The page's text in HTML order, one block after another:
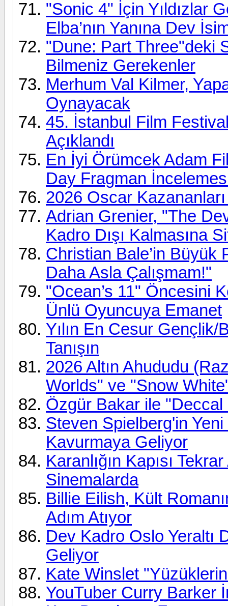
"Sonic 4" İçin Yıldızlar
Elba’nın Yanına Dev
"Dune: Part Three"deki
Bilmeniz Gerekenler
Merhum Val Kilmer,
Oynayacak
45. İstanbul Film
Açıklandı
En İyi Örümcek Adam
Day Fragman
2026 Oscar
Adrian Grenier, "The
Kadro Dışı Kalmasına
Christian Bale’in Büyük
Daha Asla Çalışmam!"
"Ocean’s 11" Öncesini
Ünlü Oyuncuya Emanet
Yılın En Cesur
Tanışın
2026 Altın Ahududu
Worlds" ve "Snow
Özgür Bakar ile "Deccal
Steven Spielberg'in Yeni
Kavurmaya Geliyor
Karanlığın Kapısı
Sinemalarda
Billie Eilish, Kült
Adım Atıyor
Dev Kadro Oslo Yeraltı
Geliyor
Kate Winslet
YouTuber Curry Barker